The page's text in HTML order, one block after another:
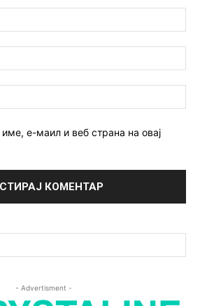
име, е-маил и веб страна на овај
- Advertisment -